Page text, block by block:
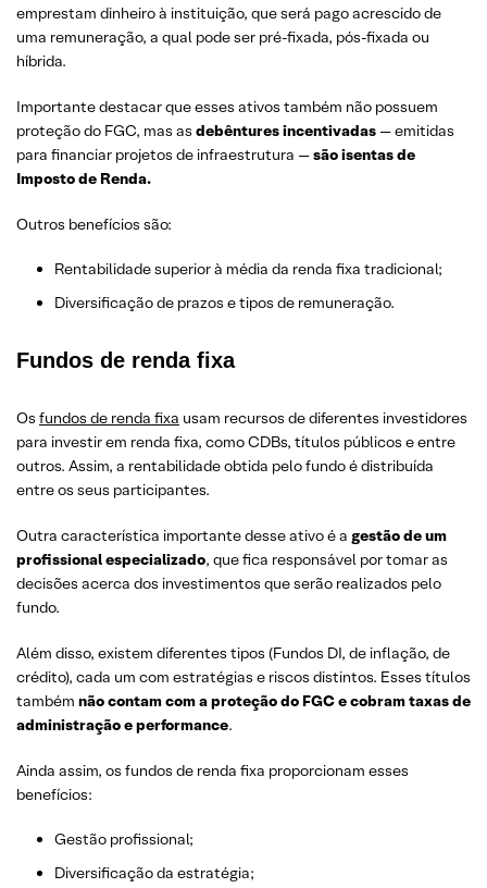
emprestam dinheiro à instituição, que será pago acrescido de
uma remuneração, a qual pode ser pré-fixada, pós-fixada ou
híbrida.
Importante destacar que esses ativos também não possuem
proteção do FGC, mas as debêntures incentivadas — emitidas
para financiar projetos de infraestrutura —são isentas de
Imposto de Renda.
Outros benefícios são:
Rentabilidade superior à média da renda fixa tradicional;
Diversificação de prazos e tipos de remuneração.
Fundos de renda fixa
Os fundos de renda fixa usam recursos de diferentes investidores
para investir em renda fixa, como CDBs, títulos públicos e entre
outros. Assim, a rentabilidade obtida pelo fundo é distribuída
entre os seus participantes.
Outra característica importante desse ativo é a gestão de um
profissional especializado, que fica responsável por tomar as
decisões acerca dos investimentos que serão realizados pelo
fundo.
Além disso, existem diferentes tipos (Fundos DI, de inflação, de
crédito), cada um com estratégias e riscos distintos. Esses títulos
também não contam com a proteção do FGC e cobram taxas de
administração e performance.
Ainda assim, os fundos de renda fixa proporcionam esses
benefícios:
Gestão profissional;
Diversificação da estratégia;